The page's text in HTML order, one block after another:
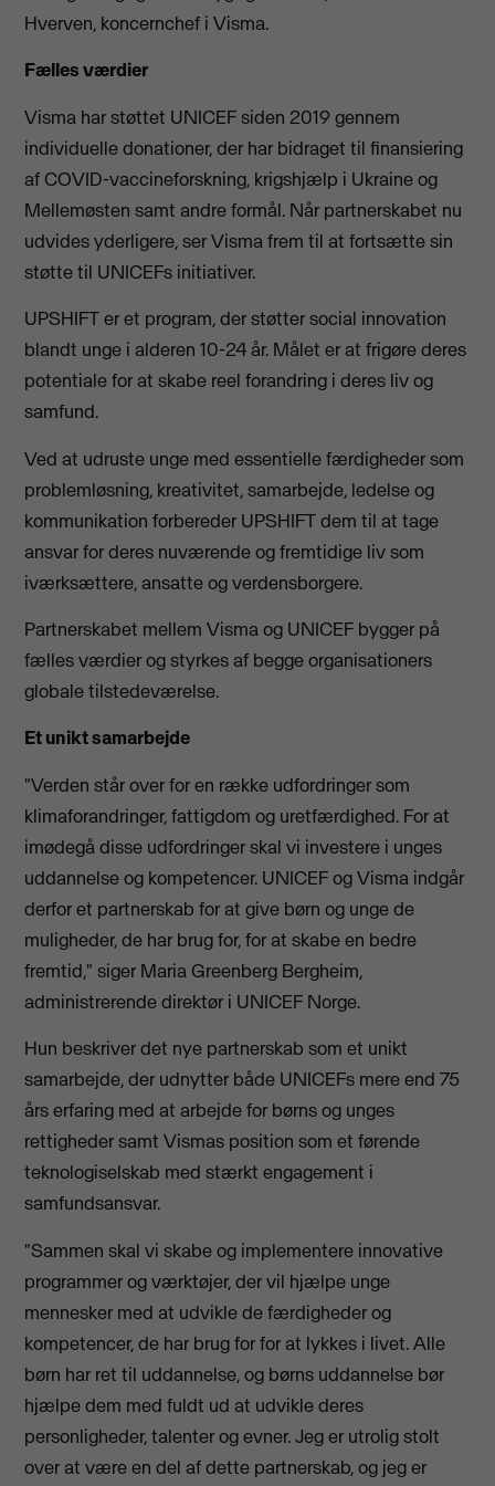
Hverven, koncernchef i Visma.
Fælles værdier
Visma har støttet UNICEF siden 2019 gennem
individuelle donationer, der har bidraget til finansiering
af COVID-vaccineforskning, krigshjælp i Ukraine og
Mellemøsten samt andre formål. Når partnerskabet nu
udvides yderligere, ser Visma frem til at fortsætte sin
støtte til UNICEFs initiativer.
UPSHIFT er et program, der støtter social innovation
blandt unge i alderen 10-24 år. Målet er at frigøre deres
potentiale for at skabe reel forandring i deres liv og
samfund.
Ved at udruste unge med essentielle færdigheder som
problemløsning, kreativitet, samarbejde, ledelse og
kommunikation forbereder UPSHIFT dem til at tage
ansvar for deres nuværende og fremtidige liv som
iværksættere, ansatte og verdensborgere.
Partnerskabet mellem Visma og UNICEF bygger på
fælles værdier og styrkes af begge organisationers
globale tilstedeværelse.
Et unikt samarbejde
"Verden står over for en række udfordringer som
klimaforandringer, fattigdom og uretfærdighed. For at
imødegå disse udfordringer skal vi investere i unges
uddannelse og kompetencer. UNICEF og Visma indgår
derfor et partnerskab for at give børn og unge de
muligheder, de har brug for, for at skabe en bedre
fremtid," siger Maria Greenberg Bergheim,
administrerende direktør i UNICEF Norge.
Hun beskriver det nye partnerskab som et unikt
samarbejde, der udnytter både UNICEFs mere end 75
års erfaring med at arbejde for børns og unges
rettigheder samt Vismas position som et førende
teknologiselskab med stærkt engagement i
samfundsansvar.
"Sammen skal vi skabe og implementere innovative
programmer og værktøjer, der vil hjælpe unge
mennesker med at udvikle de færdigheder og
kompetencer, de har brug for for at lykkes i livet. Alle
børn har ret til uddannelse, og børns uddannelse bør
hjælpe dem med fuldt ud at udvikle deres
personligheder, talenter og evner. Jeg er utrolig stolt
over at være en del af dette partnerskab, og jeg er